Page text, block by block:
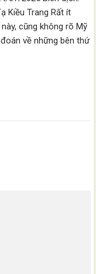
Kiều Trang Rất ít
cũng không rõ Mỹ
về những bên thứ